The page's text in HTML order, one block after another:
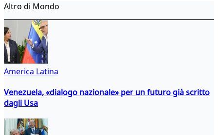
Altro di Mondo
America Latina
Venezuela, «dialogo nazionale» per un futuro già scritto
dagli Usa